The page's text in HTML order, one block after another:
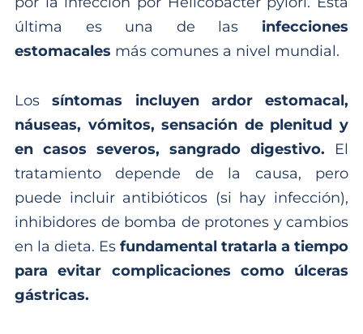
última es una de las infecciones
estomacales más comunes a nivel mundial.
Lossíntomas incluyen ardor estomacal,
náuseas, vómitos, sensación de plenitud y
en casos severos, sangrado digestivo. El
tratamiento depende de la causa, pero
puede incluir antibióticos (si hay infección),
inhibidores de bomba de protones y cambios
en la dieta. Es fundamental tratarla a tiempo
para evitar complicaciones como úlceras
gástricas.